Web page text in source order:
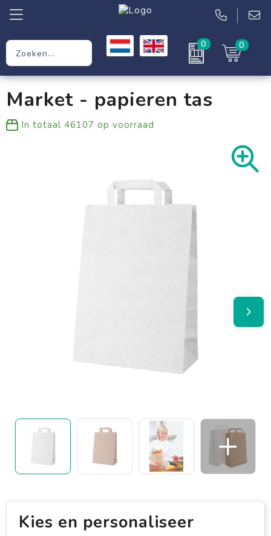
0 0
Werkkleding
Kleding
Market - papieren tas
In totaal 46107 op voorraad
Kies en personaliseer